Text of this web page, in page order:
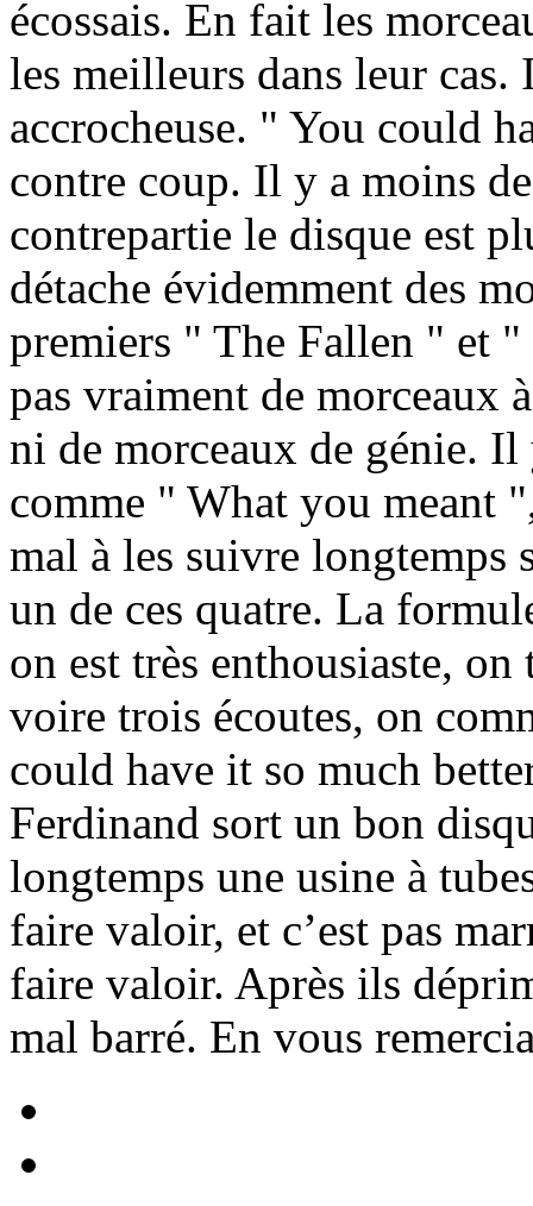
écossais. En fait les
les meilleurs dans leur
accrocheuse. " You could
contre coup. Il y a moins
contrepartie le disque est
détache évidemment des
premiers " The Fallen " et
pas vraiment de morceaux
ni de morceaux de génie.
comme " What you meant
mal à les suivre longtemps
un de ces quatre. La
on est très enthousiaste,
voire trois écoutes, on
could have it so much
Ferdinand sort un bon
longtemps une usine à
faire valoir, et c’est pas
faire valoir. Après ils
mal barré. En vous